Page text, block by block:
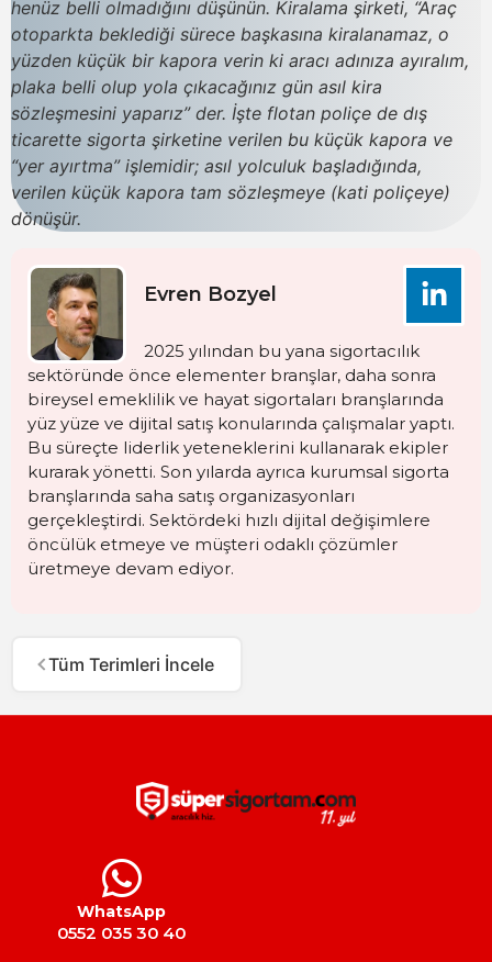
henüz belli olmadığını düşünün. Kiralama şirketi, “Araç
otoparkta beklediği sürece başkasına kiralanamaz, o
yüzden küçük bir kapora verin ki aracı adınıza ayıralım,
plaka belli olup yola çıkacağınız gün asıl kira
sözleşmesini yaparız” der. İşte flotan poliçe de dış
ticarette sigorta şirketine verilen bu küçük kapora ve
“yer ayırtma” işlemidir; asıl yolculuk başladığında,
verilen küçük kapora tam sözleşmeye (kati poliçeye)
dönüşür.
Evren Bozyel
2025 yılından bu yana sigortacılık
sektöründe önce elementer branşlar, daha sonra
bireysel emeklilik ve hayat sigortaları branşlarında
yüz yüze ve dijital satış konularında çalışmalar yaptı.
Bu süreçte liderlik yeteneklerini kullanarak ekipler
kurarak yönetti. Son yılarda ayrıca kurumsal sigorta
branşlarında saha satış organizasyonları
gerçekleştirdi. Sektördeki hızlı dijital değişimlere
öncülük etmeye ve müşteri odaklı çözümler
üretmeye devam ediyor.
WhatsApp
0552 035 30 40